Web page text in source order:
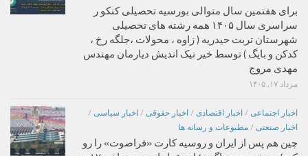
برای هفتمین سال متوالی بورسیه تحصیلی کنکو ر
سراسری سال ۱۴۰۵ همه رشته های تحصیلی
شهرستان تربت حیدریه ( زاوه ، محولات ،جلگه رخ ،
کدکن و بایگ ) توسط خیر نیک اندیش دیارمان مهندس
مهدی مروج
مرداد ۱۷, ۱۴۰۵
اخبار اجتماعی / اخبار اقتصادی / اخبار حقوقی / اخبار سیاسی /
اخبار صنعتی / مطبوعات و رسانه ها
چین هم پس از ایران و روسیه کارت «فراصوت» را رو